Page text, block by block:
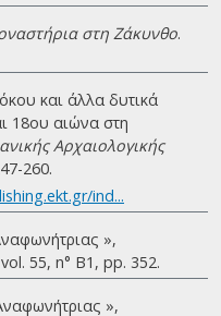
στη Ζάκυνθο.
και άλλα δυτικά
18ου αιώνα στη
Αρχαιολογικής
260.
ind...
»,
55, n° B1, pp. 352.
»,